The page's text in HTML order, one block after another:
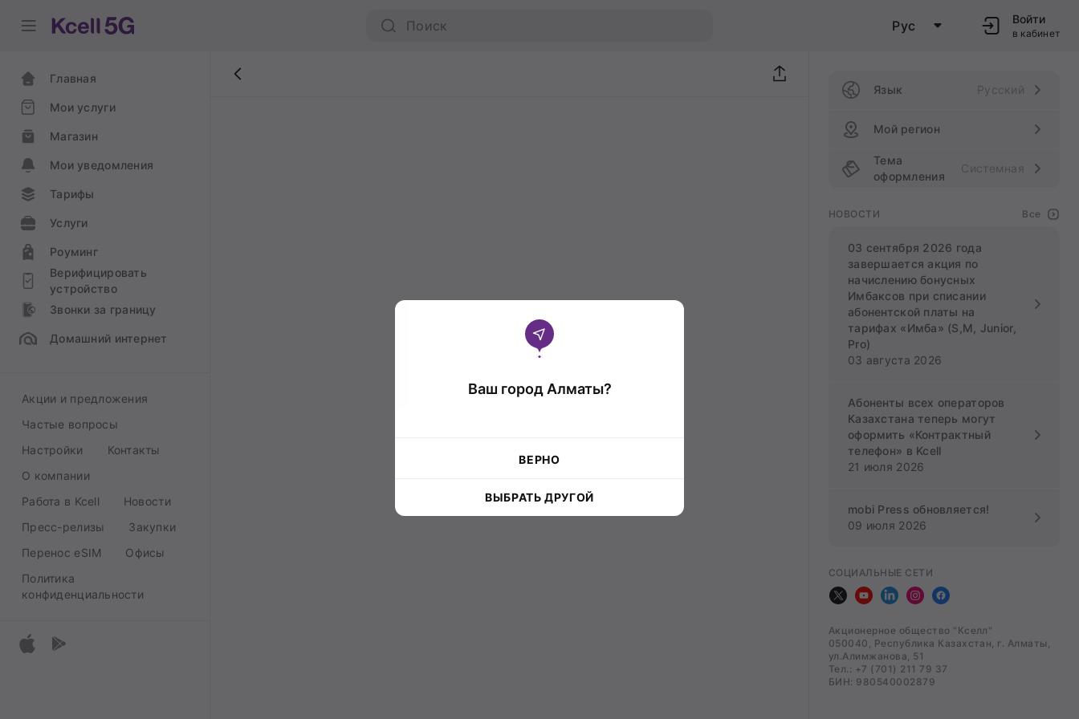
Рус Войти
в кабинет
Главная
Мои услуги
Магазин
Мои уведомления
Тарифы
Услуги
Роуминг
Верифицировать
устройство
Звонки за границу
Домашний интернет
Акции и предложения
Частые вопросы
Настройки
Контакты
О компании
Работа в Kcell
Новости
Пресс-релизы
Закупки
Перенос eSIM
Офисы
Политика
конфиденциальности
Язык Русский
Мой регион
Тема
оформления
Системная
НОВОСТИ Все
03 сентября 2026 года
завершается акция по
начислению бонусных
Имбаксов при списании
абонентской платы на
тарифах «Имба» (S,M, Junior,
Pro)
03 августа 2026
Абоненты всех операторов
Казахстана теперь могут
оформить «Контрактный
телефон» в Kcell
21 июля 2026
mobi Press обновляется!
09 июля 2026
СОЦИАЛЬНЫЕ СЕТИ
Акционерное общество "Кселл"
050040, Республика Казахстан, г. Алматы,
ул.Алимжанова, 51
Тел.: +7 (701) 211 79 37
БИН: 980540002879
Ваш город Алматы?
ВЕРНО
ВЫБРАТЬ ДРУГОЙ